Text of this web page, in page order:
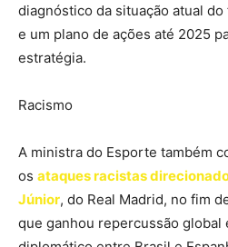
diagnóstico da situação atual
e um plano de ações até 2025
estratégia.
Racismo
A ministra do Esporte também
os ataques racistas
Júnior, do Real Madrid, no fim
que ganhou repercussão